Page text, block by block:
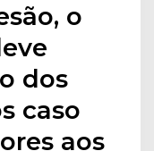
o
dos
caso
aos